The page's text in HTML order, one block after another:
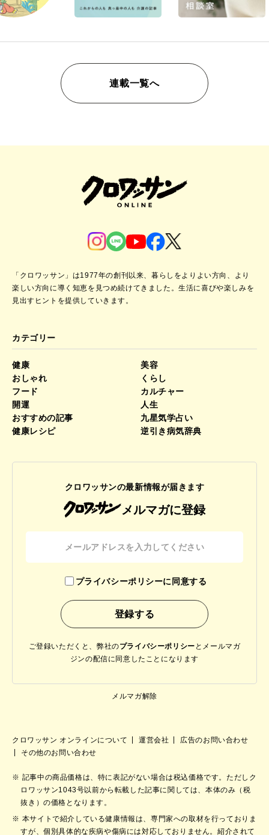
連載一覧へ
「クロワッサン」は1977年の創刊以来、暮らしをよりよい方向、より
楽しい方向に導く知恵を見つめ続けてきました。生活に喜びや楽しみを
見出すヒントを提供していきます。
カテゴリー
健康
美容
おしゃれ
くらし
フード
カルチャー
開運
人生
おすすめの記事
九星気学占い
健康レシピ
逆引き病気辞典
クロワッサンの最新情報が届きます
メルマガに登録
プライバシーポリシーに同意する
ご登録いただくと、弊社のプライバシーポリシー と メールマガ
ジンの配信に同意したことになります
メルマガ解除
クロワッサン オンラインについて 運営会社
広告のお問い合わせ
その他のお問い合わせ
記事中の商品価格は、特に表記がない場合は税込価格です。ただしク
ロワッサン1043号以前から転載した記事に関しては、本体のみ（税
抜き）の価格となります。
本サイトで紹介している健康情報は、専門家への取材を行っておりま
すが、個別具体的な疾病や傷病には対応しておりません。紹介されて